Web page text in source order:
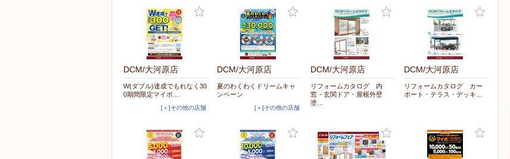
DCM/大河原店
W(ダブル)達成でもれなく30
0期間限定マイボ…
[＋]その他の店舗
DCM/大河原店
夏のわくわくドリームキャ
ンペーン
[＋]その他の店舗
DCM/大河原店
リフォームカタログ 内
窓・玄関ドア・屋根外壁
塗…
DCM/大河原店
リフォームカタログ カー
ポート・テラス・デッキ…